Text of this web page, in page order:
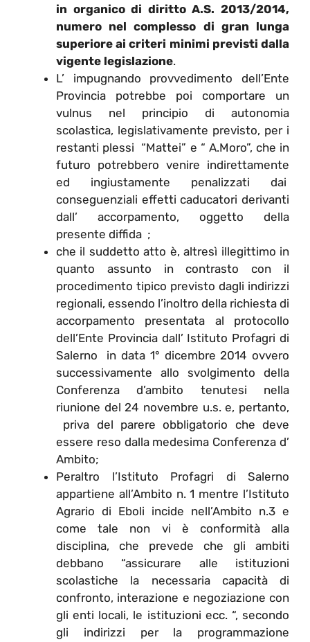
in organico di diritto A.S. 2013/2014,
numero nel complesso di gran lunga
superiore ai criteri minimi previsti dalla
vigente legislazione.
L’ impugnando provvedimento dell’Ente
Provincia potrebbe poi comportare un
vulnus nel principio di autonomia
scolastica, legislativamente previsto, per i
restanti plessi “Mattei” e “ A.Moro”, che in
futuro potrebbero venire indirettamente
ed ingiustamente penalizzati dai
conseguenziali effetti caducatori derivanti
dall’ accorpamento, oggetto della
presente diffida ;
che il suddetto atto è, altresì illegittimo in
quanto assunto in contrasto con il
procedimento tipico previsto dagli indirizzi
regionali, essendo l’inoltro della richiesta di
accorpamento presentata al protocollo
dell’Ente Provincia dall’ Istituto Profagri di
Salerno in data 1° dicembre 2014 ovvero
successivamente allo svolgimento della
Conferenza d’ambito tenutesi nella
riunione del 24 novembre u.s. e, pertanto,
priva del parere obbligatorio che deve
essere reso dalla medesima Conferenza d’
Ambito;
Peraltro l’Istituto Profagri di Salerno
appartiene all’Ambito n. 1 mentre l’Istituto
Agrario di Eboli incide nell’Ambito n.3 e
come tale non vi è conformità alla
disciplina, che prevede che gli ambiti
debbano “assicurare alle istituzioni
scolastiche la necessaria capacità di
confronto, interazione e negoziazione con
gli enti locali, le istituzioni ecc. “, secondo
gli indirizzi per la programmazione